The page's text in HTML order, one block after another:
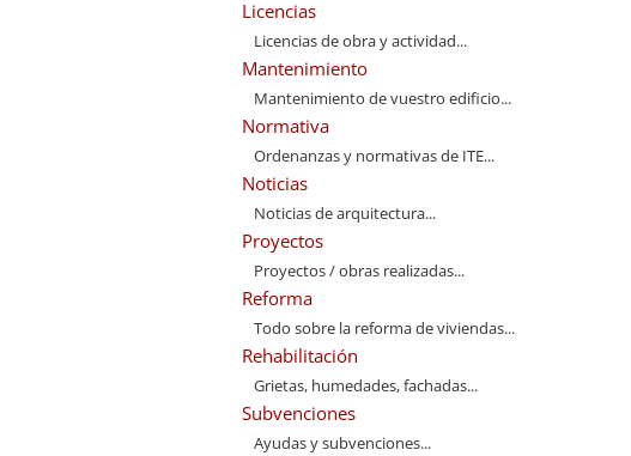
Licencias
Licencias de obra y actividad...
Mantenimiento
Mantenimiento de vuestro edificio...
Normativa
Ordenanzas y normativas de ITE...
Noticias
Noticias de arquitectura...
Proyectos
Proyectos / obras realizadas...
Reforma
Todo sobre la reforma de viviendas...
Rehabilitación
Grietas, humedades, fachadas...
Subvenciones
Ayudas y subvenciones...